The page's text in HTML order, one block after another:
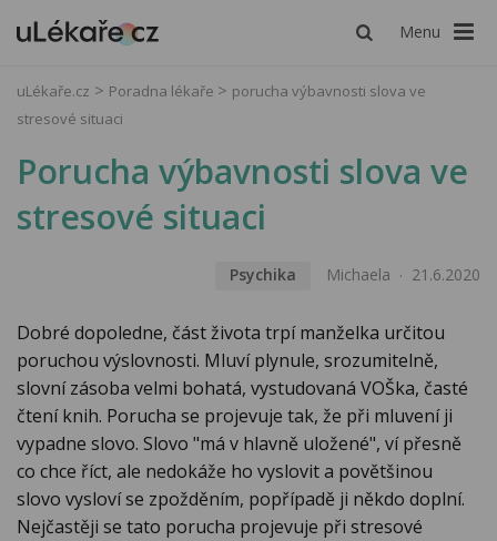
Menu
uLékaře.cz Poradna lékaře
porucha výbavnosti slova ve
stresové situaci
Porucha výbavnosti slova ve
stresové situaci
Psychika Michaela 21.6.2020
Dobré dopoledne, část života trpí manželka určitou
poruchou výslovnosti. Mluví plynule, srozumitelně,
slovní zásoba velmi bohatá, vystudovaná VOŠka, časté
čtení knih. Porucha se projevuje tak, že při mluvení ji
vypadne slovo. Slovo "má v hlavně uložené", ví přesně
co chce říct, ale nedokáže ho vyslovit a povětšinou
slovo vysloví se zpožděním, popřípadě ji někdo doplní.
Nejčastěji se tato porucha projevuje při stresové